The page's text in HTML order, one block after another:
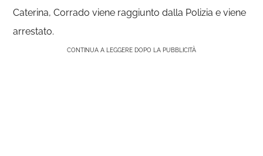
Caterina, Corrado viene raggiunto dalla Polizia e viene
arrestato.
CONTINUA A LEGGERE DOPO LA PUBBLICITÀ